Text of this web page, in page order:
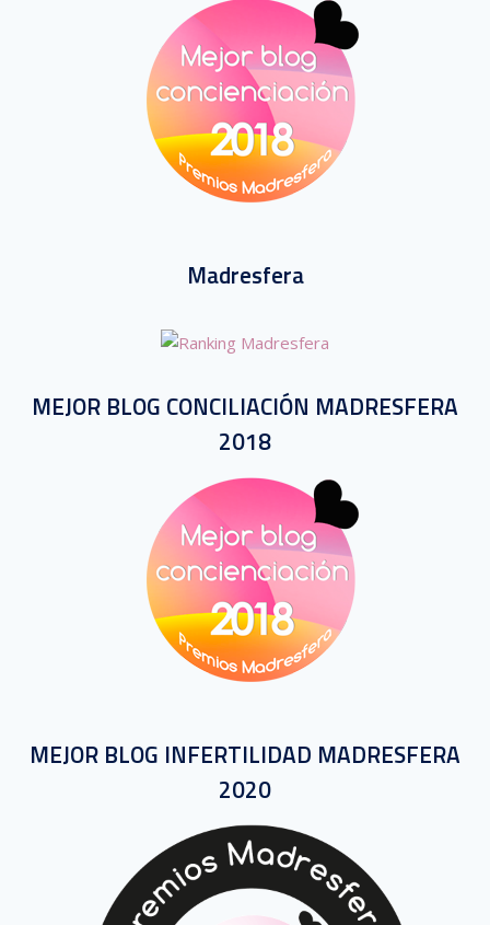
Madresfera
MEJOR BLOG CONCILIACIÓN MADRESFERA
2018
MEJOR BLOG INFERTILIDAD MADRESFERA
2020